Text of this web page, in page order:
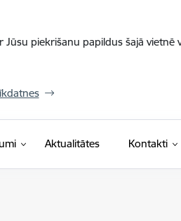
piekrišanu papildus šajā
Aktualitātes Kontakti